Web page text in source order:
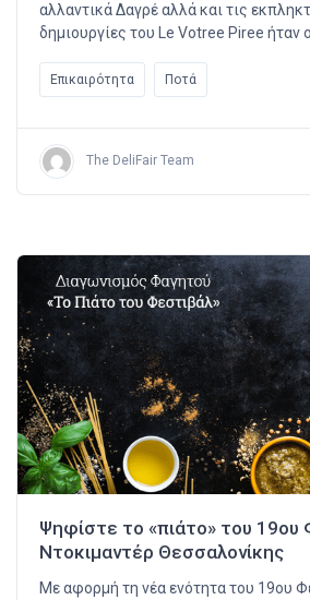
αλλαντικά Δαγρέ αλλά και τις
δημιουργίες του Le Votree Piree ήταν
Επικαιρότητα Ποτά
The DeliFair Team
Ψηφίστε το «πιάτο» του 19ου
Ντοκιμαντέρ Θεσσαλονίκης
Με αφορμή τη νέα ενότητα του 19ου